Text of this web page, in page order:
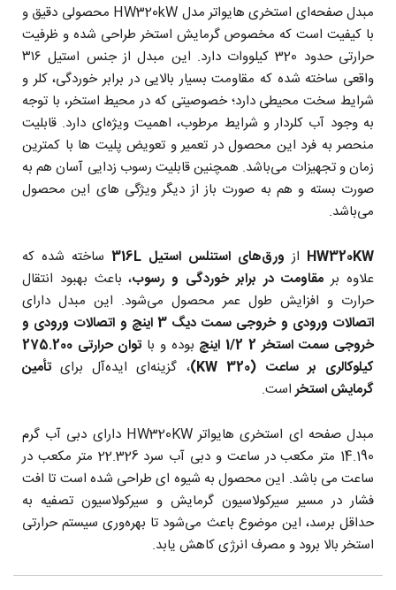
مبدل صفحه‌ای استخری هایواتر مدل HW320kW محصولی دقیق و
با کیفیت است که مخصوص گرمایش استخر طراحی شده و ظرفیت
حرارتی حدود 320 کیلووات دارد. این مبدل از جنس استیل ۳۱۶
واقعی ساخته شده که مقاومت بسیار بالایی در برابر خوردگی، کلر و
شرایط سخت محیطی دارد؛ خصوصیتی که در محیط استخر، با توجه
به وجود آب کلردار و شرایط مرطوب، اهمیت ویژه‌ای دارد. قابلیت
منحصر به فرد این محصول در تعمیر و تعویض پلیت ها با کمترین
زمان و تجهیزات می‌باشد. همچنین قابلیت رسوب زدایی آسان هم به
صورت بسته و هم به صورت باز از دیگر ویژگی های این محصول
می‌باشد.
HW320KW از ورق‌های استنلس استیل 316L
ساخته شده که
علاوه بر مقاومت در برابر خوردگی و رسوب‌، باعث بهبود انتقال
حرارت و افزایش طول عمر محصول می‌شود. این مبدل دارای
اتصالات ورودی و خروجی سمت دیگ 3 اینچ و اتصالات ورودی و
خروجی سمت استخر 2 1/2 اینچ بوده و با
توان حرارتی 275.200
کیلوکالری بر ساعت (KW 320)
، گزینه‌ای ایده‌آل برای تأمین
گرمایش استخراست.
مبدل صفحه ای استخری هایواتر HW320KW دارای دبی آب گرم
14.190 متر مکعب در ساعت و دبی آب سرد 22.326 متر مکعب در
ساعت می باشد. این محصول به شیوه ای طراحی شده است تا افت
فشار در مسیر سیرکولاسیون گرمایش و سیرکولاسیون تصفیه به
حداقل برسد، این موضوع باعث می‌شود تا بهره‌وری سیستم حرارتی
استخر بالا برود و مصرف انرژی کاهش یابد.